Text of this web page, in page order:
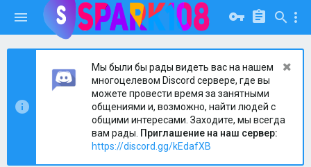
Мы были бы рады видеть вас на нашем
многоцелевом Discord сервере, где вы
можете провести время за занятными
общениями и, возможно, найти людей с
общими интересами. Заходите, мы всегда
вам рады. Приглашение на наш сервер:
https://discord.gg/kEdafXB